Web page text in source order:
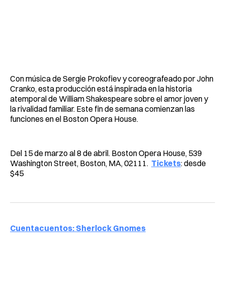
Con música de Sergie Prokofiev y coreografeado por John
Cranko, esta producción está inspirada en la historia
atemporal de William Shakespeare sobre el amor joven y
la rivalidad familiar. Este fin de semana comienzan las
funciones en el Boston Opera House.
Del 15 de marzo al 8 de abril. Boston Opera House, 539
Washington Street, Boston, MA, 02111. Tickets: desde
$45
Cuentacuentos: Sherlock Gnomes